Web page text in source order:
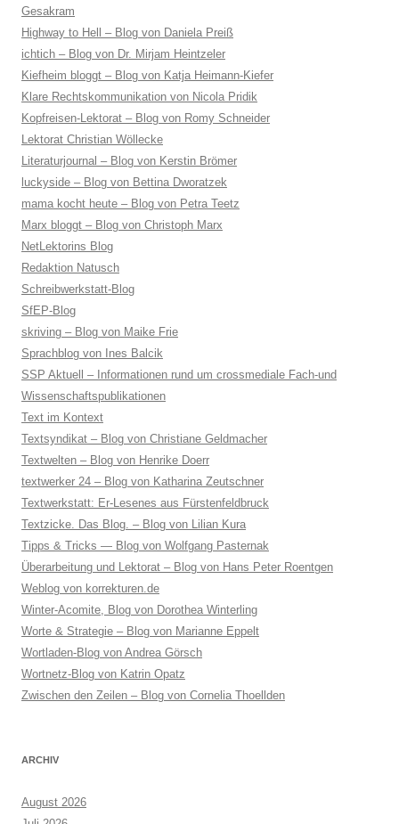
Gesakram
Highway to Hell – Blog von Daniela Preiß
ichtich – Blog von Dr. Mirjam Heintzeler
Kiefheim bloggt – Blog von Katja Heimann-Kiefer
Klare Rechtskommunikation von Nicola Pridik
Kopfreisen-Lektorat – Blog von Romy Schneider
Lektorat Christian Wöllecke
Literaturjournal – Blog von Kerstin Brömer
luckyside – Blog von Bettina Dworatzek
mama kocht heute – Blog von Petra Teetz
Marx bloggt – Blog von Christoph Marx
NetLektorins Blog
Redaktion Natusch
Schreibwerkstatt-Blog
SfEP-Blog
skriving – Blog von Maike Frie
Sprachblog von Ines Balcik
SSP Aktuell – Informationen rund um crossmediale Fach-und
Wissenschaftspublikationen
Text im Kontext
Textsyndikat – Blog von Christiane Geldmacher
Textwelten – Blog von Henrike Doerr
textwerker 24 – Blog von Katharina Zeutschner
Textwerkstatt: Er-Lesenes aus Fürstenfeldbruck
Textzicke. Das Blog. – Blog von Lilian Kura
Tipps & Tricks — Blog von Wolfgang Pasternak
Überarbeitung und Lektorat – Blog von Hans Peter Roentgen
Weblog von korrekturen.de
Winter-Acomite, Blog von Dorothea Winterling
Worte & Strategie – Blog von Marianne Eppelt
Wortladen-Blog von Andrea Görsch
Wortnetz-Blog von Katrin Opatz
Zwischen den Zeilen – Blog von Cornelia Thoellden
ARCHIV
August 2026